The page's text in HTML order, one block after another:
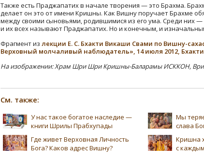
Также есть Праджапатих в начале творения — это Брахма.
делает он это от имени Кришны. Как Вишну поручает Брахме
между своими сыновьями, родившимися из его ума. Среди них
и их всех называют Праджапатих. Но и конечным, и
Фрагмент из лекции Е. С. Бхакти Викаши Свами по Вишну-
Верховный молчаливый наблюдатель», 14 июля 2012,
На изображении: Храм Шри Шри Кришны-Баларамы ИСККОН,
См. также:
У нас такое богатое наследие —
книги Шрилы Прабхупады
Мы
слава
Где живет Верховная Личность
Бога? Каков адрес Вишну?
Кришна
с каждым